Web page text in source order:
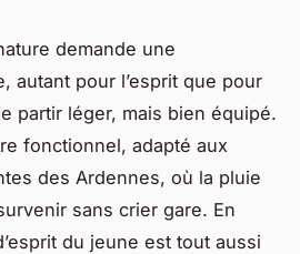
demande une
autant pour l’esprit que pour
partir léger, mais bien équipé.
fonctionnel, adapté aux
des Ardennes, où la pluie
sans crier gare. En
du jeune est tout aussi